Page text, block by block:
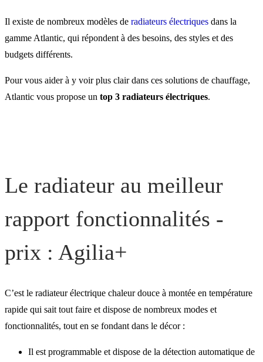
rapport fonctionnalités -
prix : Agilia+
Le radiateur le plus
Verali
Les radiateurs électriques
électrique
Il existe de nombreux modèles de radiateurs électriques dans la
gamme Atlantic, qui répondent à des besoins, des styles et des
budgets différents.
Pour vous aider à y voir plus clair dans ces solutions de chauffage,
Atlantic vous propose un top 3 radiateurs électriques.
Le radiateur au meilleur
rapport fonctionnalités -
prix : Agilia+
C’est le radiateur électrique chaleur douce à montée en température
rapide qui sait tout faire et dispose de nombreux modes et
fonctionnalités, tout en se fondant dans le décor :
Il est programmable et dispose de la détection automatique de